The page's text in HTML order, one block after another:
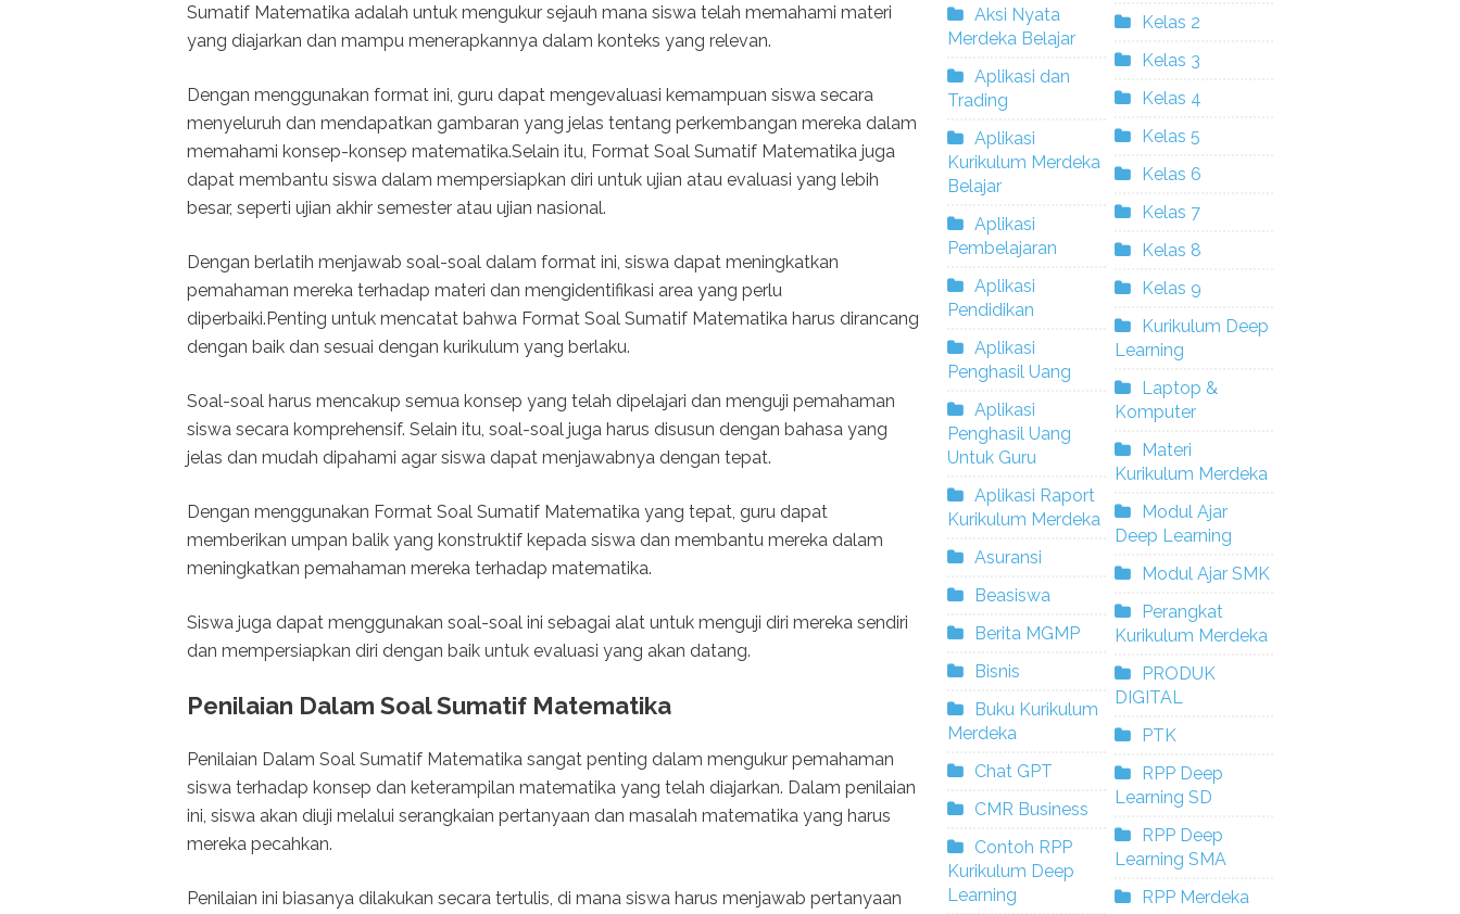
Sumatif Matematika adalah untuk mengukur sejauh mana siswa telah memahami materi
yang diajarkan dan mampu menerapkannya dalam konteks yang relevan.
Dengan menggunakan format ini, guru dapat mengevaluasi kemampuan siswa secara
menyeluruh dan mendapatkan gambaran yang jelas tentang perkembangan mereka dalam
memahami konsep-konsep matematika.Selain itu, Format Soal Sumatif Matematika juga
dapat membantu siswa dalam mempersiapkan diri untuk ujian atau evaluasi yang lebih
besar, seperti ujian akhir semester atau ujian nasional.
Dengan berlatih menjawab soal-soal dalam format ini, siswa dapat meningkatkan
pemahaman mereka terhadap materi dan mengidentifikasi area yang perlu
diperbaiki.Penting untuk mencatat bahwa Format Soal Sumatif Matematika harus dirancang
dengan baik dan sesuai dengan kurikulum yang berlaku.
Soal-soal harus mencakup semua konsep yang telah dipelajari dan menguji pemahaman
siswa secara komprehensif. Selain itu, soal-soal juga harus disusun dengan bahasa yang
jelas dan mudah dipahami agar siswa dapat menjawabnya dengan tepat.
Dengan menggunakan Format Soal Sumatif Matematika yang tepat, guru dapat
memberikan umpan balik yang konstruktif kepada siswa dan membantu mereka dalam
meningkatkan pemahaman mereka terhadap matematika.
Siswa juga dapat menggunakan soal-soal ini sebagai alat untuk menguji diri mereka sendiri
dan mempersiapkan diri dengan baik untuk evaluasi yang akan datang.
Penilaian Dalam Soal Sumatif Matematika
Penilaian Dalam Soal Sumatif Matematika sangat penting dalam mengukur pemahaman
siswa terhadap konsep dan keterampilan matematika yang telah diajarkan. Dalam penilaian
ini, siswa akan diuji melalui serangkaian pertanyaan dan masalah matematika yang harus
mereka pecahkan.
Penilaian ini biasanya dilakukan secara tertulis, di mana siswa harus menjawab pertanyaan
Aksi Nyata
Merdeka Belajar
Aplikasi dan
Trading
Aplikasi
Kurikulum Merdeka
Belajar
Aplikasi
Pembelajaran
Aplikasi
Pendidikan
Aplikasi
Penghasil Uang
Aplikasi
Penghasil Uang
Untuk Guru
Aplikasi Raport
Kurikulum Merdeka
Asuransi
Beasiswa
Berita MGMP
Bisnis
Buku Kurikulum
Merdeka
Chat GPT
CMR Business
Contoh RPP
Kurikulum Deep
Learning
Kelas 2
Kelas 3
Kelas 4
Kelas 5
Kelas 6
Kelas 7
Kelas 8
Kelas 9
Kurikulum Deep
Learning
Laptop &
Komputer
Materi
Kurikulum Merdeka
Modul Ajar
Deep Learning
Modul Ajar SMK
Perangkat
Kurikulum Merdeka
PRODUK
DIGITAL
PTK
RPP Deep
Learning SD
RPP Deep
Learning SMA
RPP Merdeka